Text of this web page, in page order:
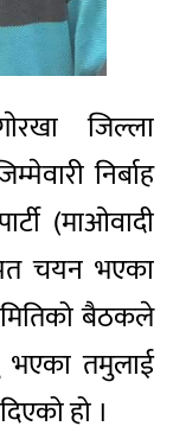
जिल्ला
निर्बाह
(माओवादी
चयन भएका
बैठकले
भएका तमुलाई
हो ।